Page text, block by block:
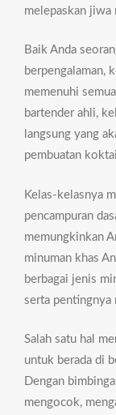
melepaskan
Baik Anda
berpengalaman,
memenuhi
bartender ahli,
langsung yang
pembuatan
Kelas-kelasnya
pencampuran
memungkinkan
minuman khas
berbagai jenis
serta pentingnya
Salah satu hal
untuk berada di
Dengan
mengocok,